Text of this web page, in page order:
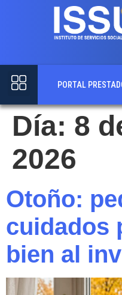
PORTAL
Día: 8
2026
Otoño:
cuidados
bien al